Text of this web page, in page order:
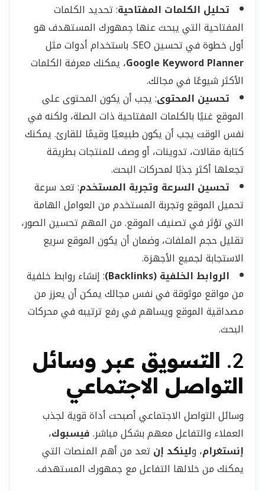
تحليل الكلمات المفتاحية: تحديد الكلمات
المفتاحية التي يبحث عنها جمهورك المستهدف هو
أول خطوة في تحسين SEO. باستخدام أدوات مثل
Google Keyword Planner، يمكنك معرفة الكلمات
الأكثر شيوعًا في مجالك.
تحسين المحتوى: يجب أن يكون المحتوى على
الموقع غنيًا بالكلمات المفتاحية ذات الصلة، ولكنه في
نفس الوقت يجب أن يكون طبيعيًا وقيمًا للقارئ. يمكنك
كتابة مقالات، تدوينات، أو وصف للمنتجات بطريقة
تجعلها أكثر جذبًا لمحركات البحث.
تحسين السرعة وتجربة المستخدم: تعد سرعة
تحميل الموقع وتجربة المستخدم من العوامل الهامة
التي تؤثر في تصنيف الموقع. من المهم تحسين الصور،
تقليل حجم الملفات، وضمان أن يكون الموقع سريع
الاستجابة لجميع الأجهزة.
الروابط الخلفية (Backlinks)
: إنشاء روابط خلفية
من مواقع موثوقة في نفس مجالك يمكن أن يعزز من
مصداقية الموقع ويساهم في رفع ترتيبه في محركات
البحث.
2. التسويق عبر وسائل
التواصل الاجتماعي
وسائل التواصل الاجتماعي أصبحت أداة قوية لجذب
العملاء والتفاعل معهم بشكل مباشر.فيسبوك،
إنستغرام، ولينكد إن تعد من أهم المنصات التي
يمكنك من خلالها التفاعل مع جمهورك المستهدف.